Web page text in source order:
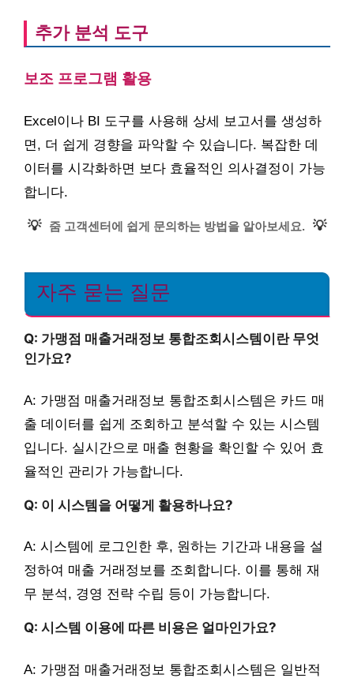
추가 분석 도구
보조 프로그램 활용
Excel이나 BI 도구를 사용해 상세 보고서를 생성하
면, 더 쉽게 경향을 파악할 수 있습니다. 복잡한 데
이터를 시각화하면 보다 효율적인 의사결정이 가능
합니다.
💡 줌 고객센터에 쉽게 문의하는 방법을 알아보세요. 💡
자주 묻는 질문
Q: 가맹점 매출거래정보 통합조회시스템이란 무엇
인가요?
A: 가맹점 매출거래정보 통합조회시스템은 카드 매
출 데이터를 쉽게 조회하고 분석할 수 있는 시스템
입니다. 실시간으로 매출 현황을 확인할 수 있어 효
율적인 관리가 가능합니다.
Q: 이 시스템을 어떻게 활용하나요?
A: 시스템에 로그인한 후, 원하는 기간과 내용을 설
정하여 매출 거래정보를 조회합니다. 이를 통해 재
무 분석, 경영 전략 수립 등이 가능합니다.
Q: 시스템 이용에 따른 비용은 얼마인가요?
A: 가맹점 매출거래정보 통합조회시스템은 일반적